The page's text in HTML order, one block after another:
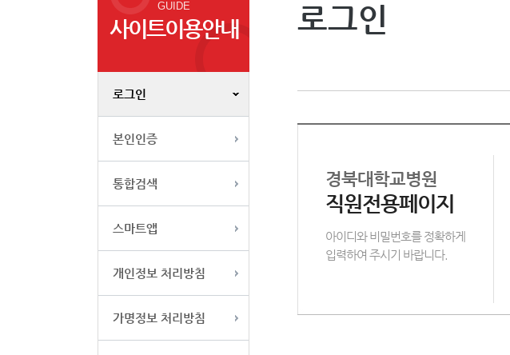
GUIDE
사이트이용안내
로그인
본인인증
통합검색
스마트앱
개인정보 처리방침
가명정보 처리방침
로그인
경북대학교병원
직원전용페이지
아이디와 비밀번호를 정확하게
입력하여 주시기 바랍니다.